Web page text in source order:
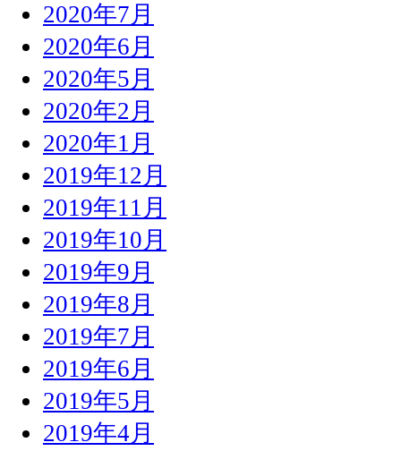
2020年7月
2020年6月
2020年5月
2020年2月
2020年1月
2019年12月
2019年11月
2019年10月
2019年9月
2019年8月
2019年7月
2019年6月
2019年5月
2019年4月